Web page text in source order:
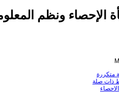
الإحصاء ونظم
متكررة
ذات صلة